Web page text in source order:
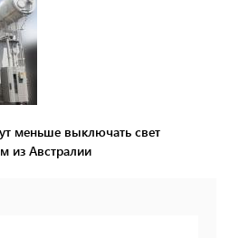
меньше выключать свет
из Австралии